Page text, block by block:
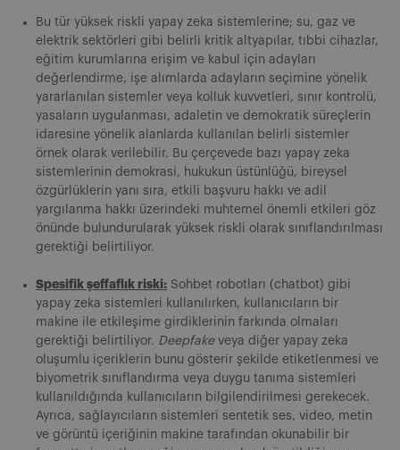
Bu tür yüksek riskli yapay zeka sistemlerine; su, gaz ve
elektrik sektörleri gibi belirli kritik altyapılar, tıbbi cihazlar,
eğitim kurumlarına erişim ve kabul için adayları
değerlendirme, işe alımlarda adayların seçimine yönelik
yararlanılan sistemler veya kolluk kuvvetleri, sınır kontrolü,
yasaların uygulanması, adaletin ve demokratik süreçlerin
idaresine yönelik alanlarda kullanılan belirli sistemler
örnek olarak verilebilir. Bu çerçevede bazı yapay zeka
sistemlerinin demokrasi, hukukun üstünlüğü, bireysel
özgürlüklerin yanı sıra, etkili başvuru hakkı ve adil
yargılanma hakkı üzerindeki muhtemel önemli etkileri göz
önünde bulundurularak yüksek riskli olarak sınıflandırılması
gerektiği belirtiliyor.
Spesifik şeffaflık riski: Sohbet robotları (chatbot) gibi
yapay zeka sistemleri kullanılırken, kullanıcıların bir
makine ile etkileşime girdiklerinin farkında olmaları
gerektiği belirtiliyor. Deepfakeveya diğer yapay zeka
oluşumlu içeriklerin bunu gösterir şekilde etiketlenmesi ve
biyometrik sınıflandırma veya duygu tanıma sistemleri
kullanıldığında kullanıcıların bilgilendirilmesi gerekecek.
Ayrıca, sağlayıcıların sistemleri sentetik ses, video, metin
ve görüntü içeriğinin makine tarafından okunabilir bir